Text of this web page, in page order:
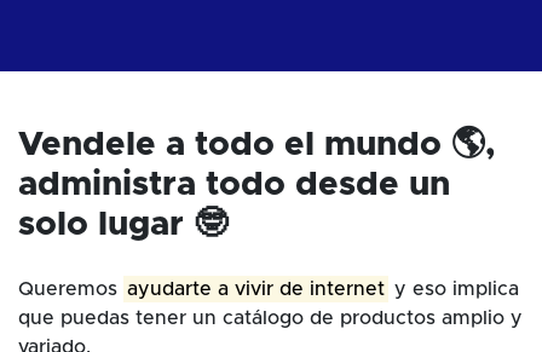
Vendele a todo el mundo 🌎,
administra todo desde un
solo lugar 🤓
Queremos ayudarte a vivir de internet y eso implica
que puedas tener un catálogo de productos amplio y
variado.